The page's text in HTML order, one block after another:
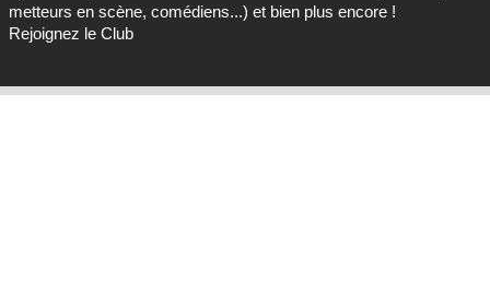
metteurs en scène, comédiens...) et bien plus encore !
Rejoignez le Club